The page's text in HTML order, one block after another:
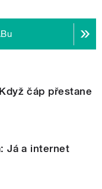
čáp přestane
Já a internet